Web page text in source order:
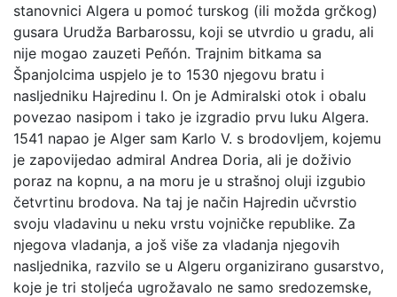
stanovnici Algera u pomoć turskog (ili možda grčkog)
gusara Urudža Barbarossu, koji se utvrdio u gradu, ali
nije mogao zauzeti Peñón. Trajnim bitkama sa
Španjolcima uspjelo je to 1530 njegovu bratu i
nasljedniku Hajredinu I. On je Admiralski otok i obalu
povezao nasipom i tako je izgradio prvu luku Algera.
1541 napao je Alger sam Karlo V. s brodovljem, kojemu
je zapovijedao admiral Andrea Doria, ali je doživio
poraz na kopnu, a na moru je u strašnoj oluji izgubio
četvrtinu brodova. Na taj je način Hajredin učvrstio
svoju vladavinu u neku vrstu vojničke republike. Za
njegova vladanja, a još više za vladanja njegovih
nasljednika, razvilo se u Algeru organizirano gusarstvo,
koje je tri stoljeća ugrožavalo ne samo sredozemske,